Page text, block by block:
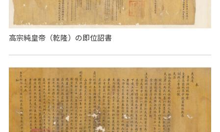
高宗純皇帝（乾隆）の即位詔書